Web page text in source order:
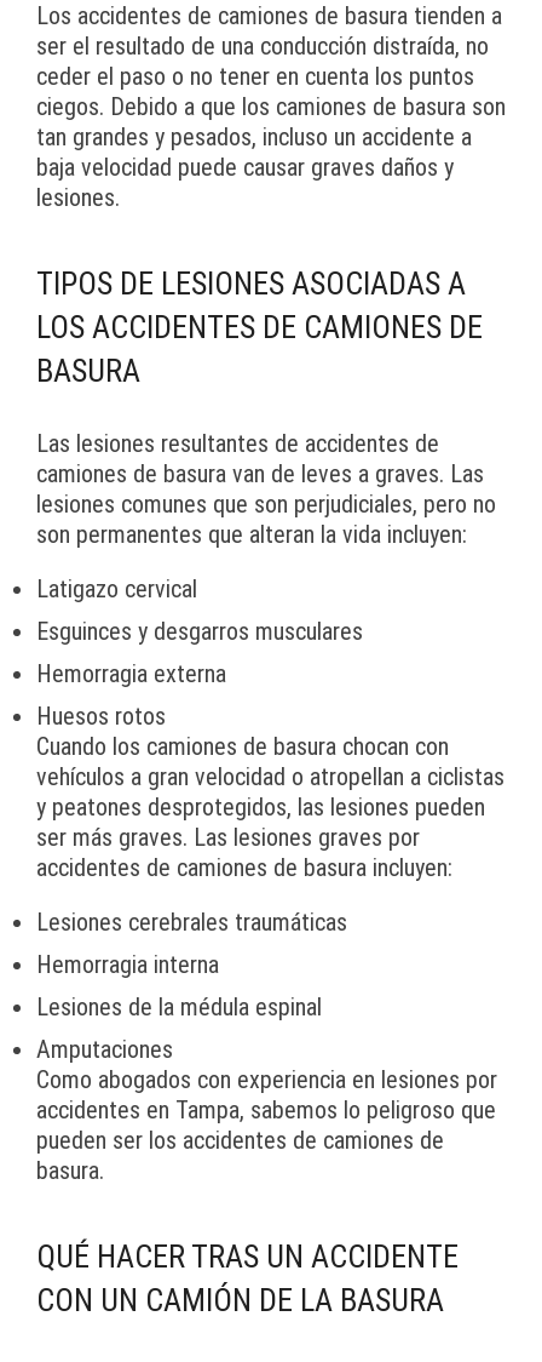
Los accidentes de camiones de basura tienden a
ser el resultado de una conducción distraída, no
ceder el paso o no tener en cuenta los puntos
ciegos. Debido a que los camiones de basura son
tan grandes y pesados, incluso un accidente a
baja velocidad puede causar graves daños y
lesiones.
TIPOS DE LESIONES ASOCIADAS A
LOS ACCIDENTES DE CAMIONES DE
BASURA
Las lesiones resultantes de accidentes de
camiones de basura van de leves a graves. Las
lesiones comunes que son perjudiciales, pero no
son permanentes que alteran la vida incluyen:
Latigazo cervical
Esguinces y desgarros musculares
Hemorragia externa
Huesos rotos
Cuando los camiones de basura chocan con
vehículos a gran velocidad o atropellan a ciclistas
y peatones desprotegidos, las lesiones pueden
ser más graves. Las lesiones graves por
accidentes de camiones de basura incluyen:
Lesiones cerebrales traumáticas
Hemorragia interna
Lesiones de la médula espinal
Amputaciones
Como abogados con experiencia en lesiones por
accidentes en Tampa, sabemos lo peligroso que
pueden ser los accidentes de camiones de
basura.
QUÉ HACER TRAS UN ACCIDENTE
CON UN CAMIÓN DE LA BASURA